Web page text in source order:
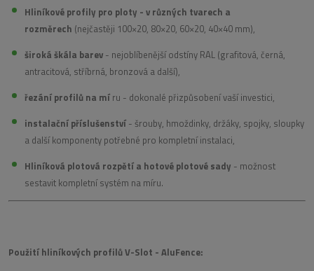
Hliníkové profily pro ploty - v různých tvarech a
rozměrech (nejčastěji 100×20, 80×20, 60×20, 40×40 mm),
široká škála barev - nejoblíbenější odstíny RAL (grafitová, černá,
antracitová, stříbrná, bronzová a další),
řezání profilů na mí ru - dokonalé přizpůsobení vaší investici,
instalační příslušenství - šrouby, hmoždinky, držáky, spojky, sloupky
a další komponenty potřebné pro kompletní instalaci,
Hliníková plotová rozpětí a hotové plotové sady - možnost
sestavit kompletní systém na míru.
Použití hliníkových profilů V-Slot - AluFence: